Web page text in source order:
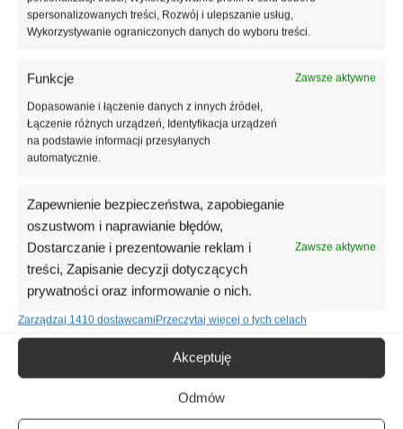
spersonalizowanych treści, Rozwój i ulepszanie usług,
Wykorzystywanie ograniczonych danych do wyboru treści.
Funkcje Zawsze aktywne
Dopasowanie i łączenie danych z innych źródeł,
Łączenie różnych urządzeń, Identyfikacja urządzeń
na podstawie informacji przesyłanych
automatycznie.
Zapewnienie bezpieczeństwa, zapobieganie
oszustwom i naprawianie błędów,
Dostarczanie i prezentowanie reklam i
treści, Zapisanie decyzji dotyczących
prywatności oraz informowanie o nich.
Zawsze aktywne
Zarządzaj 1410 dostawcamiPrzeczytaj więcej o tych celach
Akceptuję
Odmów
Termo Organika TERMONIUM Fasada (0.032) -